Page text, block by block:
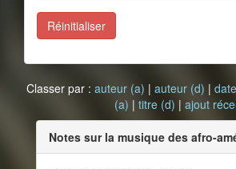
Réinitialiser
Classer par : auteur (a) | auteur (d) |
(a) | titre (d) | ajout
Notes sur la musique des afro-